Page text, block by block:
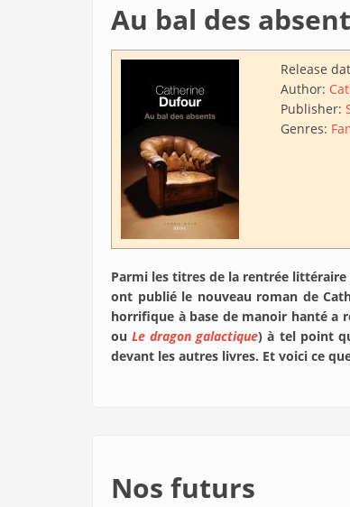
Au bal des
Release
Author:
Publisher:
Genres:
Parmi les titres de la rentrée
ont publié le nouveau roman de
horrifique à base de manoir hanté a
ouLe dragon galactique) à tel point
devant les autres livres. Et voici ce
Nos futurs